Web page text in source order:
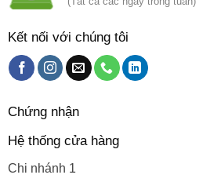
Kết nối với chúng tôi
Chứng nhận
Hệ thống cửa hàng
Chi nhánh 1